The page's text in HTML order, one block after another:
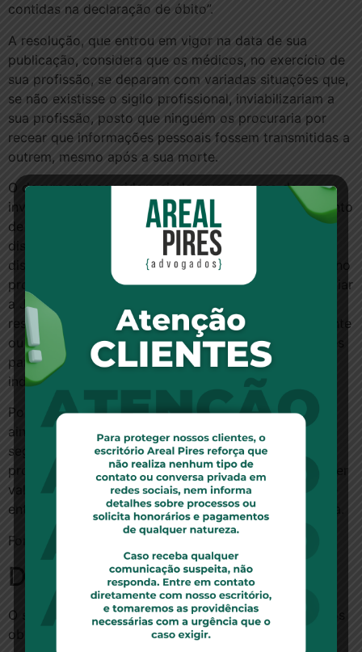
contidas na declaração de óbito”.
A resolução, que entrou em vigor na data de sua
publicação, considera que os médicos, no exercício de
sua profissão, se deparam com variadas situações que,
se não existisse o sigilo profissional, inviabilizariam a
sua profissão, posto que ninguém os procuraria por
recear que informações pessoais fossem transmitidas a
outrem, mesmo após a sua morte.
O documento considera ainda, que, no caso de
investigação criminal, o CFM defende o posicionamento
de que o conteúdo dos prontuários médicos seja
disponibilizado à Justiça para perícia judicial. Além
disso, não se pode negar as informações constantes no
prontuário e de interesse do caso concreto para auxiliar
a Justiça a elucidar um crime ou apurar
responsabilidade civil de um ato negligente, imprudente
ou imperito; e, em alguns casos, a prestar informações
para fins de ressarcimento de seguros e outras
indenizações.
Por fim, o CFM, ao publicar a resolução, considera,
ainda, que não há razão jurídica para que as
seguradoras e planos de saúde exijam cópia do
prontuário médico para pagar o benefício ou quaisquer
valores aos familiares do paciente falecido, conforme
entendimento pacífico do Superior Tribunal de Justiça.
Fonte: Boletim AASP n. 2804/2012
Deixe um comentário
O seu endereço de e-mail não será publicado.
obrigatórios são marcados com*